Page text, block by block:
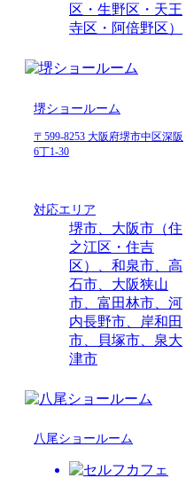
区・生野区・天王
寺区・阿倍野区）
堺ショールーム
〒599-8253 大阪府堺市中区深阪
6丁1-30
対応エリア
堺市、大阪市（住
之江区・住吉
区）、和泉市、高
石市、大阪狭山
市、富田林市、河
内長野市、岸和田
市、貝塚市、泉大
津市
八尾ショールーム